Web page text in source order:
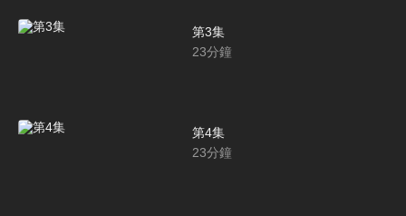
第3集
23分鐘
第4集
23分鐘